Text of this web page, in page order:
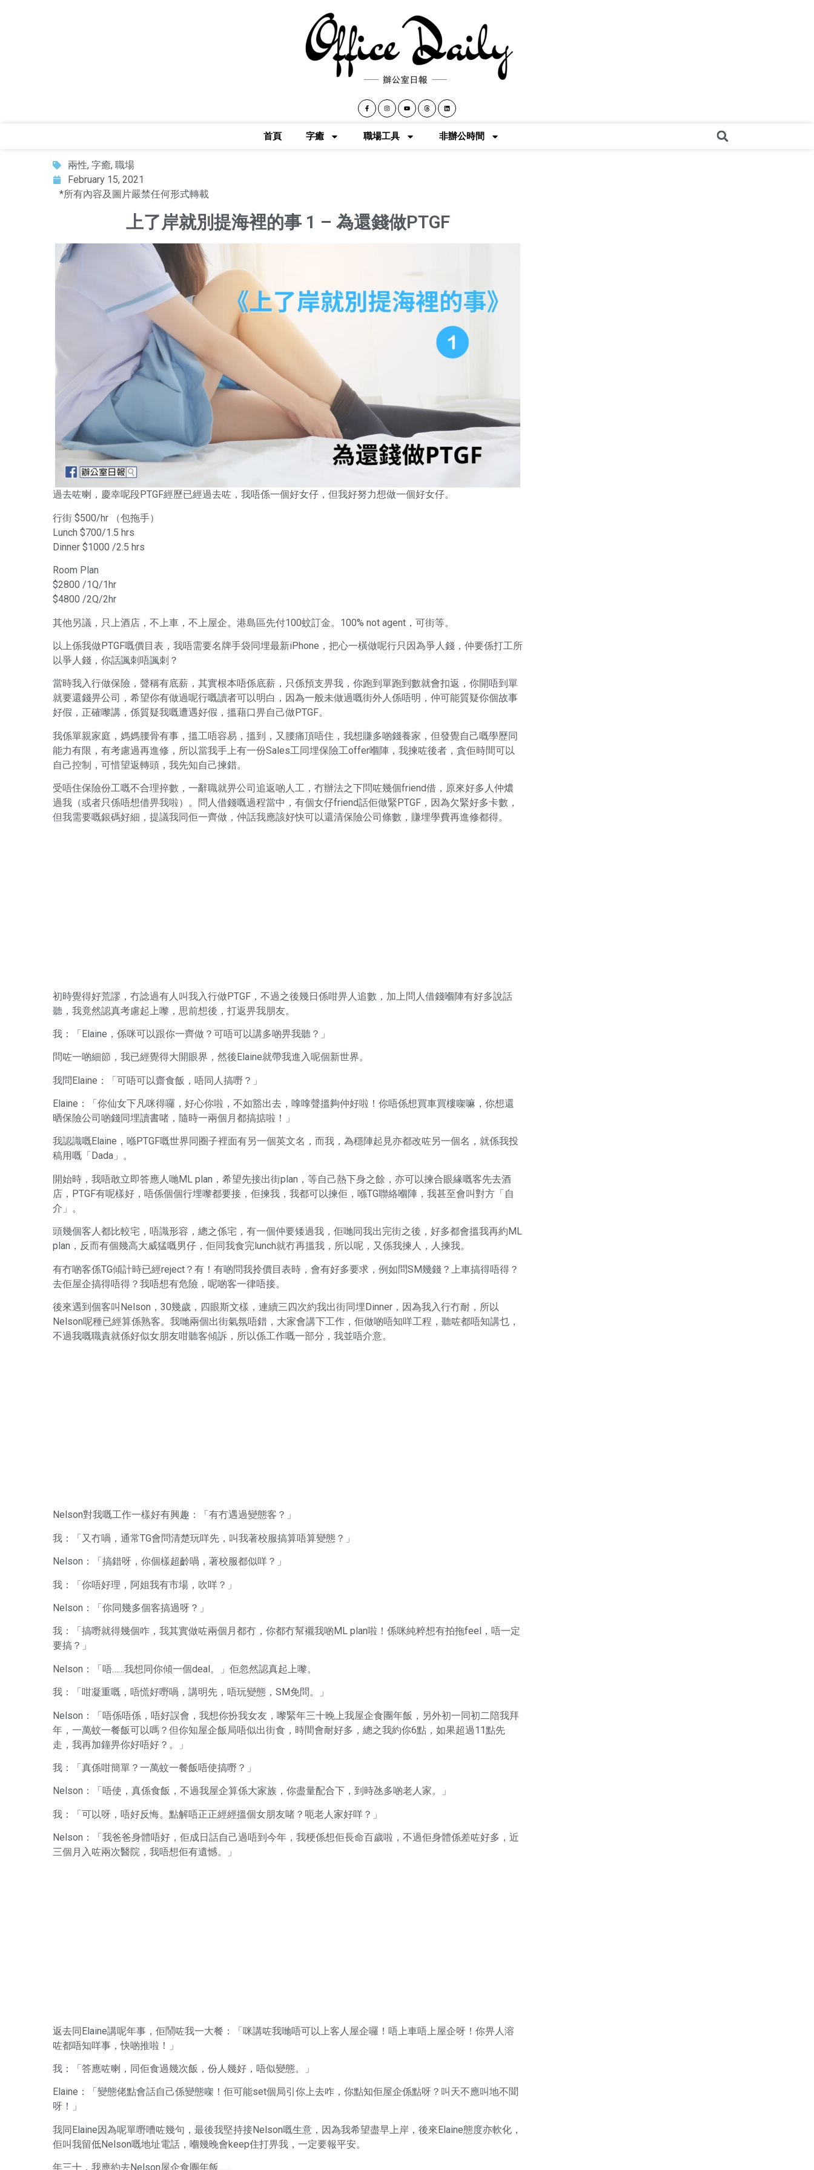
首頁 字癒 職場工具 非辦公時間
兩性, 字癒, 職場
February 15, 2021
*所有內容及圖片嚴禁任何形式轉載
上了岸就別提海裡的事 1 – 為還錢做PTGF
過去咗喇，慶幸呢段PTGF經歷已經過去咗，我唔係一個好女仔，但我好努力想做一個好女仔。
行街 $500/hr （包拖手）
Lunch $700/1.5 hrs
Dinner $1000 /2.5 hrs
Room Plan
$2800 /1Q/1hr
$4800 /2Q/2hr
其他另議，只上酒店，不上車，不上屋企。港島區先付100蚊訂金。100% not agent，可街等。
以上係我做PTGF嘅價目表，我唔需要名牌手袋同埋最新iPhone，把心一橫做呢行只因為爭人錢，仲要係打工所
以爭人錢，你話諷刺唔諷刺？
當時我入行做保險，聲稱有底薪，其實根本唔係底薪，只係預支畀我，你跑到單跑到數就會扣返，你開唔到單
就要還錢畀公司，希望你有做過呢行嘅讀者可以明白，因為一般未做過嘅街外人係唔明，仲可能質疑你個故事
好假，正確嚟講，係質疑我嘅遭遇好假，搵藉口畀自己做PTGF。
我係單親家庭，媽媽腰骨有事，搵工唔容易，搵到，又腰痛頂唔住，我想賺多啲錢養家，但發覺自己嘅學歷同
能力有限，有考慮過再進修，所以當我手上有一份Sales工同埋保險工offer嗰陣，我揀咗後者，貪佢時間可以
自己控制，可惜望返轉頭，我先知自己揀錯。
受唔住保險份工嘅不合理捽數，一辭職就畀公司追返啲人工，冇辦法之下問咗幾個friend借，原來好多人仲燶
過我（或者只係唔想借畀我啦）。問人借錢嘅過程當中，有個女仔friend話佢做緊PTGF，因為欠緊好多卡數，
但我需要嘅銀碼好細，提議我同佢一齊做，仲話我應該好快可以還清保險公司條數，賺埋學費再進修都得。
初時覺得好荒謬，冇諗過有人叫我入行做PTGF，不過之後幾日係咁畀人追數，加上問人借錢嗰陣有好多說話
聽，我竟然認真考慮起上嚟，思前想後，打返畀我朋友。
我：「Elaine，係咪可以跟你一齊做？可唔可以講多啲畀我聽？」
問咗一啲細節，我已經覺得大開眼界，然後Elaine就帶我進入呢個新世界。
我問Elaine：「可唔可以齋食飯，唔同人搞嘢？」
Elaine：「你仙女下凡咪得囉，好心你啦，不如豁出去，嗱嗱聲搵夠仲好啦！你唔係想買車買樓㗎嘛，你想還
晒保險公司啲錢同埋讀書啫，隨時一兩個月都搞掂啦！」
我認識嘅Elaine，喺PTGF嘅世界同圈子裡面有另一個英文名，而我，為穩陣起見亦都改咗另一個名，就係我投
稿用嘅「Dada」。
開始時，我唔敢立即答應人哋ML plan，希望先接出街plan，等自己熱下身之餘，亦可以揀合眼緣嘅客先去酒
店，PTGF有呢樣好，唔係個個行埋嚟都要接，佢揀我，我都可以揀佢，喺TG聯絡嗰陣，我甚至會叫對方「自
介」。
頭幾個客人都比較宅，唔識形容，總之係宅，有一個仲要矮過我，佢哋同我出完街之後，好多都會搵我再約ML
plan，反而有個幾高大威猛嘅男仔，佢同我食完lunch就冇再搵我，所以呢，又係我揀人，人揀我。
有冇啲客係TG傾計時已經reject？有！有啲問我拎價目表時，會有好多要求，例如問SM幾錢？上車搞得唔得？
去佢屋企搞得唔得？我唔想有危險，呢啲客一律唔接。
後來遇到個客叫Nelson，30幾歲，四眼斯文樣，連續三四次約我出街同埋Dinner，因為我入行冇耐，所以
Nelson呢種已經算係熟客。我哋兩個出街氣氛唔錯，大家會講下工作，佢做啲唔知咩工程，聽咗都唔知講乜，
不過我嘅職責就係好似女朋友咁聽客傾訴，所以係工作嘅一部分，我並唔介意。
Nelson對我嘅工作一樣好有興趣：「有冇遇過變態客？」
我：「又冇喎，通常TG會問清楚玩咩先，叫我著校服搞算唔算變態？」
Nelson：「搞錯呀，你個樣超齡喎，著校服都似咩？」
我：「你唔好理，阿姐我有市場，吹咩？」
Nelson：「你同幾多個客搞過呀？」
我：「搞嘢就得幾個咋，我其實做咗兩個月都冇，你都冇幫襯我啲ML plan啦！係咪純粹想有拍拖feel，唔一定
要搞？」
Nelson：「唔……我想同你傾一個deal。」佢忽然認真起上嚟。
我：「咁凝重嘅，唔慌好嘢喎，講明先，唔玩變態，SM免問。」
Nelson：「唔係唔係，唔好誤會，我想你扮我女友，嚟緊年三十晚上我屋企食團年飯，另外初一同初二陪我拜
年，一萬蚊一餐飯可以嗎？但你知屋企飯局唔似出街食，時間會耐好多，總之我約你6點，如果超過11點先
走，我再加鐘畀你好唔好？。」
我：「真係咁簡單？一萬蚊一餐飯唔使搞嘢？」
Nelson：「唔使，真係食飯，不過我屋企算係大家族，你盡量配合下，到時氹多啲老人家。」
我：「可以呀，唔好反悔。點解唔正正經經搵個女朋友啫？呃老人家好咩？」
Nelson：「我爸爸身體唔好，佢成日話自己過唔到今年，我梗係想佢長命百歲啦，不過佢身體係差咗好多，近
三個月入咗兩次醫院，我唔想佢有遺憾。」
返去同Elaine講呢年事，佢鬧咗我一大餐：「咪講咗我哋唔可以上客人屋企囉！唔上車唔上屋企呀！你畀人溶
咗都唔知咩事，快啲推啦！」
我：「答應咗喇，同佢食過幾次飯，份人幾好，唔似變態。」
Elaine：「變態佬點會話自己係變態㗎！佢可能set個局引你上去咋，你點知佢屋企係點呀？叫天不應叫地不聞
呀！」
我同Elaine因為呢單嘢嘈咗幾句，最後我堅持接Nelson嘅生意，因為我希望盡早上岸，後來Elaine態度亦軟化，
佢叫我留低Nelson嘅地址電話，嗰幾晚會keep住打畀我，一定要報平安。
年三十，我應約去Nelson屋企食團年飯……